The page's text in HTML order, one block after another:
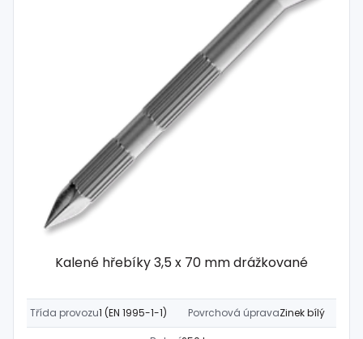
Kalené hřebíky 3,5 x 70 mm drážkované
Třída provozu1 (EN 1995-1-1) Povrchová úpravaZinek bílý